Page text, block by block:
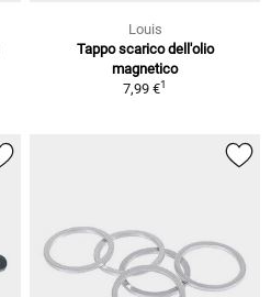
Louis
Tappo scarico dell'olio
magnetico
7,99 €1